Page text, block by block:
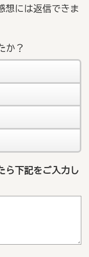
想には返信できま
か？
ら下記をご入力し